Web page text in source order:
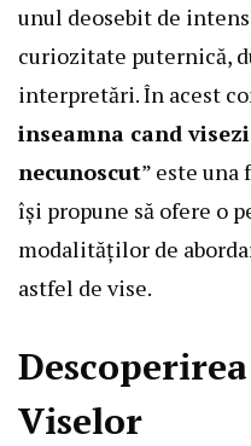
unul deosebit de
curiozitate puternică,
interpretări. În acest
inseamna cand
necunoscut” este
își propune să ofere o
modalităților de
astfel de vise.
Viselor